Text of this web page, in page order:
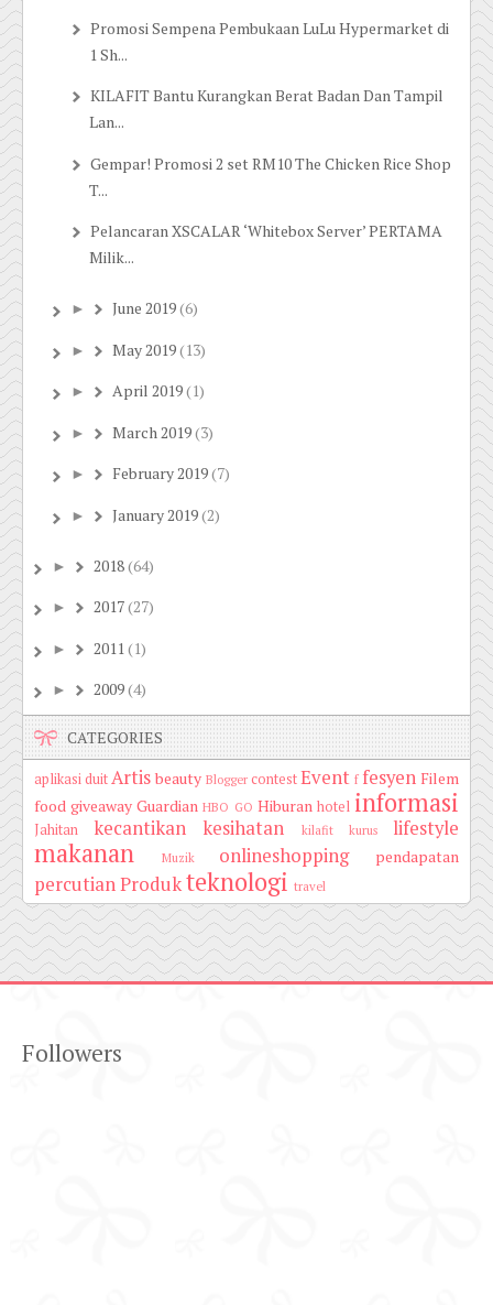
Promosi Sempena Pembukaan LuLu Hypermarket di
1 Sh...
KILAFIT Bantu Kurangkan Berat Badan Dan Tampil
Lan...
Gempar! Promosi 2 set RM10 The Chicken Rice Shop
T...
Pelancaran XSCALAR ‘Whitebox Server’ PERTAMA
Milik...
► June 2019(6)
► May 2019(13)
► April 2019(1)
► March 2019(3)
► February 2019(7)
► January 2019(2)
► 2018(64)
► 2017(27)
► 2011 (1)
► 2009(4)
CATEGORIES
aplikasi duitArtis beauty Blogger contestEvent f fesyen Filem
food giveaway Guardian HBO GO Hiburan hotel informasi
Jahitan kecantikan kesihatan kilafit kurus lifestyle
makanan Muzik onlineshopping pendapatan
percutianProdukteknologi travel
Followers